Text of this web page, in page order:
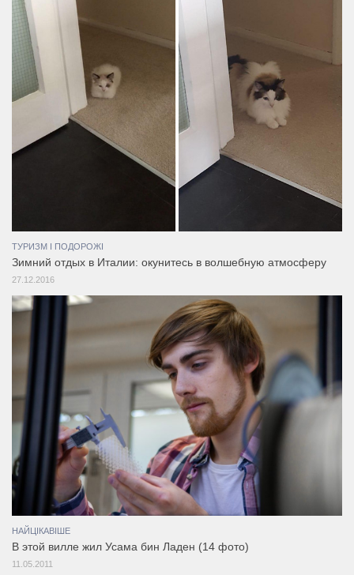
ТУРИЗМ І ПОДОРОЖІ
Зимний отдых в Италии: окунитесь в волшебную атмосферу
27.12.2016
НАЙЦІКАВІШЕ
В этой вилле жил Усама бин Ладен (14 фото)
11.05.2011